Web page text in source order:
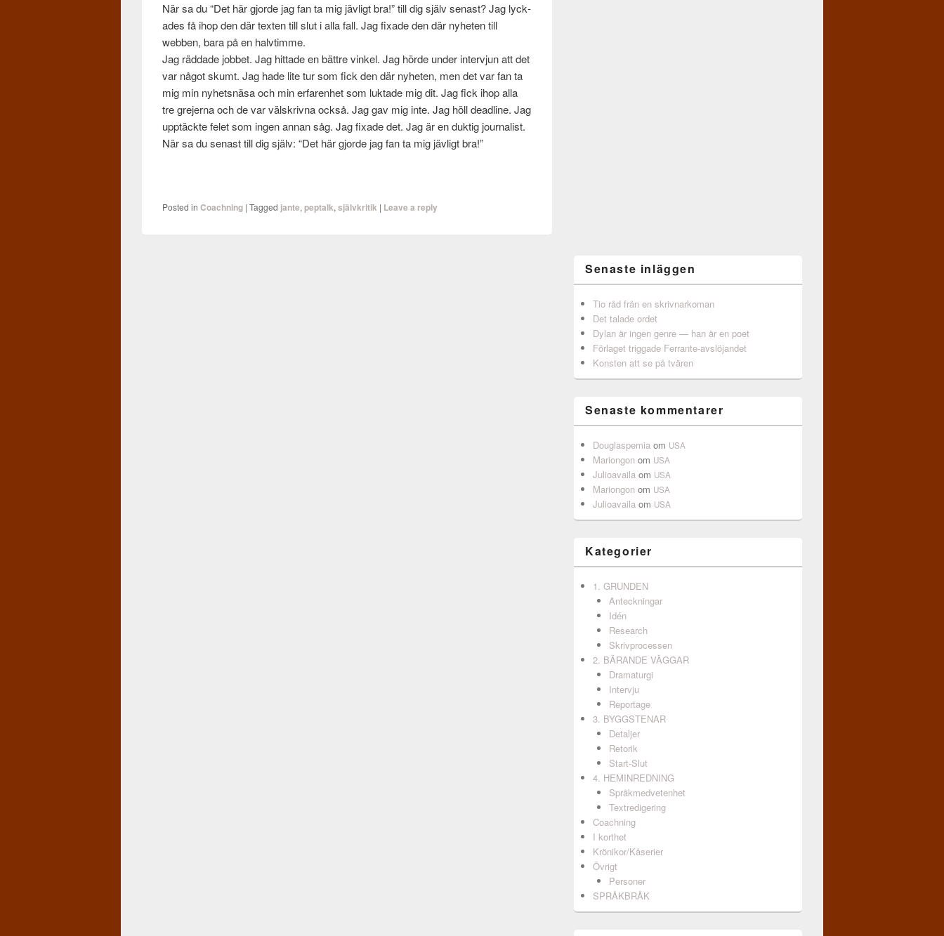
När sa du “Det här gjorde jag fan ta mig jävligt bra!” till dig själv senast? Jag lyck­
ades få ihop den där tex­ten till slut i alla fall. Jag fix­ade den där nyheten till
webben, bara på en halv­timme.
Jag räd­dade job­bet. Jag hit­tade en bät­tre vinkel. Jag hörde under inter­vjun att det
var något skumt. Jag hade lite tur som fick den där nyheten, men det var fan ta
mig min nyhet­snäsa och min erfaren­het som luk­tade mig dit. Jag fick ihop alla
tre gre­jerna och de var väl­skrivna också. Jag gav mig inte. Jag höll dead­line. Jag
upp­täckte felet som ingen annan såg. Jag fix­ade det. Jag är en duk­tig jour­nal­ist.
När sa du senast till dig själv: “Det här gjorde jag fan ta mig jävligt bra!”
Posted in Coachning |Tagged jante,peptalk,självkritik | Leave a reply
Senaste inläggen
Tio råd från en skrivnarkoman
Det talade ordet
Dylan är ingen genre — han är en poet
Förlaget triggade Ferrante-avslöjandet
Konsten att se på tvären
Senaste kommentarer
Douglaspemia om USA
Mariongon om USA
Julioavaila om USA
Mariongon om USA
Julioavaila om USA
Kategorier
1. GRUNDEN
Anteckningar
Idén
Research
Skrivprocessen
2. BÄRANDE VÄGGAR
Dramaturgi
Intervju
Reportage
3. BYGGSTENAR
Detaljer
Retorik
Start-Slut
4. HEMINREDNING
Språkmedvetenhet
Textredigering
Coachning
I korthet
Krönikor/Kåserier
Övrigt
Personer
SPRÅKBRÅK